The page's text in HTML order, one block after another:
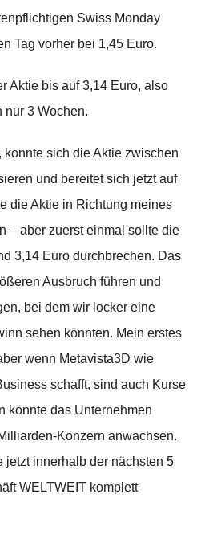
Swiss Monday
Tag vorher bei 1,45 Euro.
Aktie bis auf 3,14 Euro, also
nur 3 Wochen.
sich die Aktie zwischen
und bereitet sich jetzt auf
die Aktie in Richtung meines
– aber zuerst einmal sollte die
3,14 Euro durchbrechen. Das
Ausbruch führen und
bei dem wir locker eine
sehen könnten. Mein erstes
wenn Metavista3D wie
schafft, sind auch Kurse
könnte das Unternehmen
Konzern anwachsen.
jetzt innerhalb der nächsten 5
WELTWEIT komplett